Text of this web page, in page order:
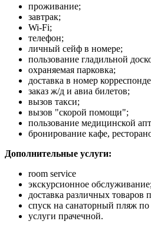
проживание;
завтрак;
Wi-Fi;
телефон;
личный сейф в номере;
пользование гладильной
охраняемая парковка;
доставка в номер
заказ ж/д и авиа билетов;
вызов такси;
вызов "скорой помощи";
пользование медицинской
бронирование кафе,
Дополнительные услуги:
room service
экскурсионное обслуживание;
доставка различных товаров
спуск на санаторный пляж по
услуги прачечной.